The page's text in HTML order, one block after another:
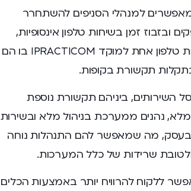
למנהלי הסניפים להשתחרר
זמן בשיחות טלפון אינסופיות,
כאשר מעכשיו יוכלו להתנהל בשיחת טלפון אחת למוקד IPRACTICOM בו הם
תקשורת בקופות.
השירותים, ביניהם תקשורת נוספת
נהנים ממערכת בניהול מלא ובשירות
בעסק, מה שמאפשר להם התנהלות נוחה
שרידות של כלל המערכות.
ללקוח להרוויח יותר באמצעות הכלים